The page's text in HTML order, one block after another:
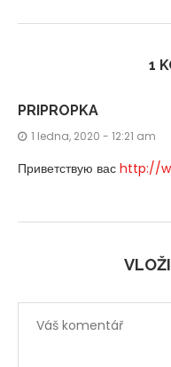
1
PRIPROPKA
1 ledna, 2020 - 12:21 am
Приветствую вас http://